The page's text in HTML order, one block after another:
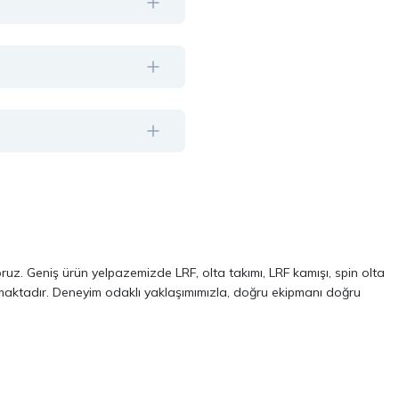
Geniş ürün yelpazemizde LRF, olta takımı, LRF kamışı, spin olta
Deneyim odaklı yaklaşımımızla, doğru ekipmanı doğru
odaklı modellerinden oluşur. Özellikle LRF avcılığı ve